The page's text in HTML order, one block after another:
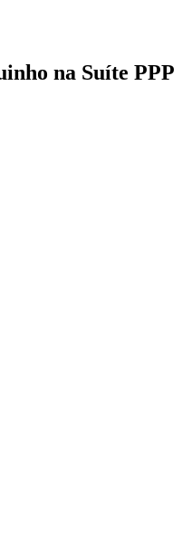
na Suíte PPP